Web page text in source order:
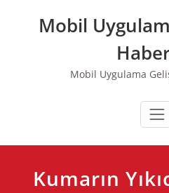
Mobil
Mobil Uygulama
Kumarın